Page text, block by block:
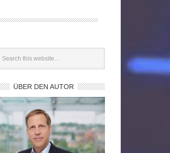
ÜBER DEN AUTOR